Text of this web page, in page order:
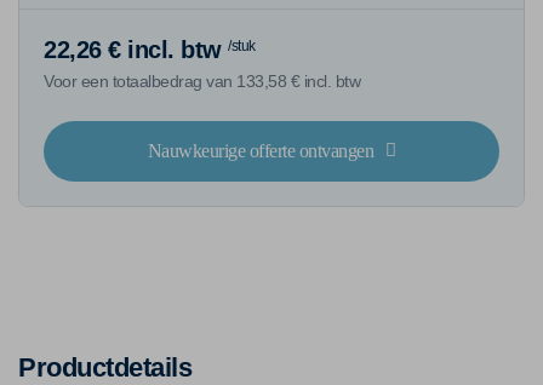
22,26 € incl. btw /stuk
Voor een totaalbedrag van 133,58 € incl. btw
Nauwkeurige offerte ontvangen
Productdetails